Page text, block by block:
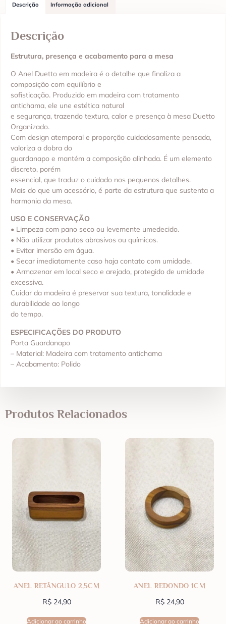
Descrição Informação adicional
Descrição
Estrutura, presença e acabamento para a mesa
O Anel Duetto em madeira é o detalhe que finaliza a
composição com equilíbrio e
sofisticação. Produzido em madeira com tratamento
antichama, ele une estética natural
e segurança, trazendo textura, calor e presença à mesa Duetto
Organizado.
Com design atemporal e proporção cuidadosamente pensada,
valoriza a dobra do
guardanapo e mantém a composição alinhada. É um elemento
discreto, porém
essencial, que traduz o cuidado nos pequenos detalhes.
Mais do que um acessório, é parte da estrutura que sustenta a
harmonia da mesa.
USO E CONSERVAÇÃO
• Limpeza com pano seco ou levemente umedecido.
• Não utilizar produtos abrasivos ou químicos.
• Evitar imersão em água.
• Secar imediatamente caso haja contato com umidade.
• Armazenar em local seco e arejado, protegido de umidade
excessiva.
Cuidar da madeira é preservar sua textura, tonalidade e
durabilidade ao longo
do tempo.
ESPECIFICAÇÕES DO PRODUTO
Porta Guardanapo
– Material: Madeira com tratamento antichama
– Acabamento: Polido
Produtos Relacionados
ANEL RETÂNGULO 2,5CM
R$24,90
Adicionar ao carrinho
ANEL REDONDO 1CM
R$24,90
Adicionar ao carrinho